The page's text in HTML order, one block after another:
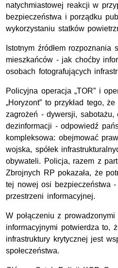
natychmiastowej reakcji w
bezpieczeństwa i porządku
wykorzystaniu statków
Istotnym źródłem rozpoznania
mieszkańców - jak choćby
osobach fotografujących
Policyjna operacja „TOR” i
„Horyzont” to przykład tego,
zagrożeń - dywersji, sabotażu,
dezinformacji - odpowiedź
kompleksowa: obejmować
wojska, spółek
obywateli. Policja, razem z
Zbrojnych RP pokazała, że
tej nowej osi bezpieczeństwa
przestrzeni informacyjnej.
W połączeniu z prowadzonymi
informacyjnymi potwierdza to,
infrastruktury krytycznej jest
społeczeństwa.